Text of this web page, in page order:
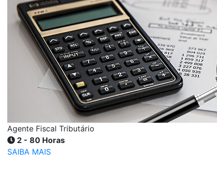
Agente Fiscal Tributário
2 - 80 Horas
SAIBA MAIS